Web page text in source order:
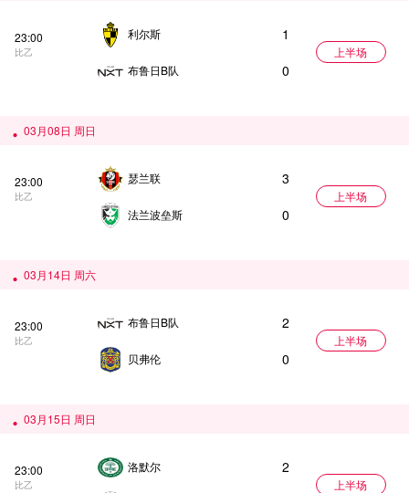
23:00
比乙
利尔斯
布鲁日B队
1
0
上半场
03月08日 周日
23:00
比乙
瑟兰联
法兰波垒斯
3
0
上半场
03月14日 周六
23:00
比乙
布鲁日B队
贝弗伦
2
0
上半场
03月15日 周日
23:00
比乙
洛默尔
2
上半场